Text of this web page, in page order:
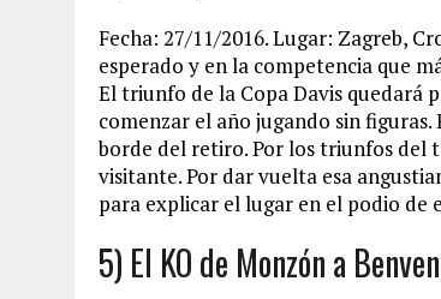
Fecha: 27/11/2016. Lugar: Zagreb,
esperado y en la competencia que
El triunfo de la Copa Davis quedará
comenzar el año jugando sin
borde del retiro. Por los triunfos del
visitante. Por dar vuelta esa
para explicar el lugar en el podio de
5) El KO de Monzón a